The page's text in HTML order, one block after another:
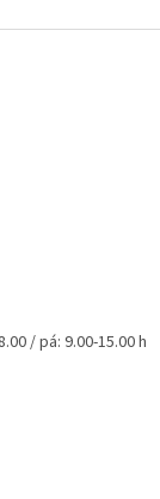
/ pá: 9.00-15.00 h